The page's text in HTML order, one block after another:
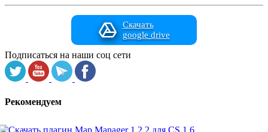
Скачать
google drive
Подписаться на наши соц сети
Рекомендуем